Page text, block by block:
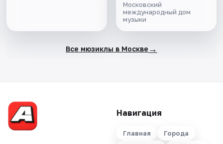
Московский
международный дом
музыки
Все мюзиклы в Москве →
Навигация
Главная Города